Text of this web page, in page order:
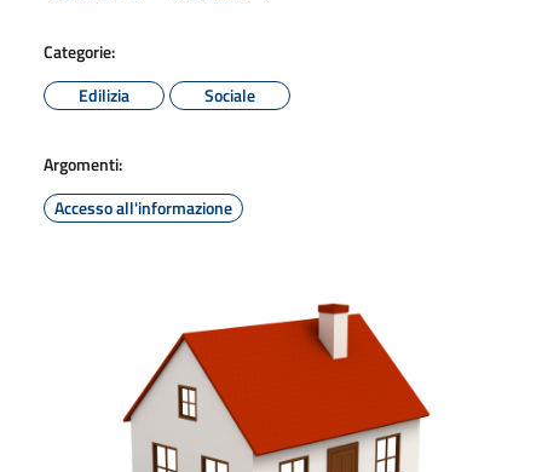
Categorie:
Edilizia
Sociale
Argomenti:
Accesso all'informazione